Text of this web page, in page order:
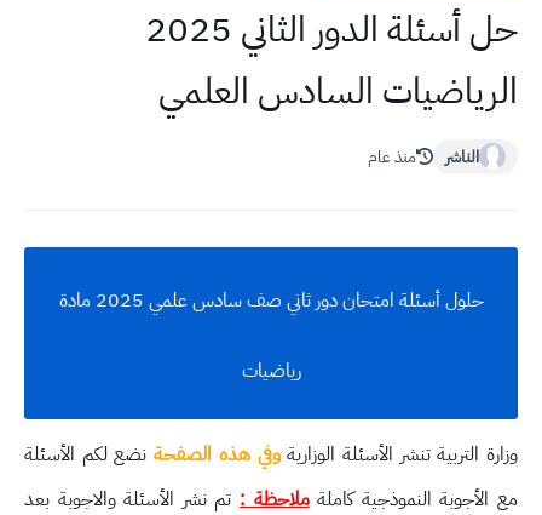
حل أسئلة الدور الثاني 2025
الرياضيات السادس العلمي
الناشر منذ عام
حلول أسئلة امتحان دور ثاني صف سادس علمي 2025 مادة
رياضيات
وزارة التربية تنشر الأسئلة الوزاريةوفي هذه الصفحة نضع لكم الأسئلة
مع الأجوبة النموذجية كاملةملاحظة : تم نشر الأسئلة والاجوبة بعد